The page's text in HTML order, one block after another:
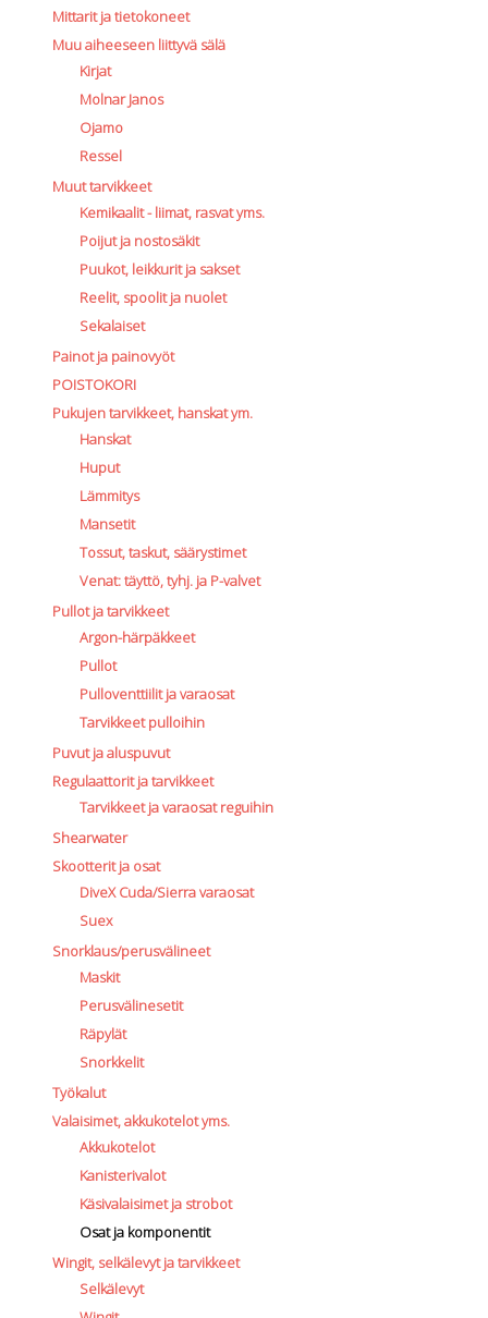
Mittarit ja tietokoneet
Muu aiheeseen liittyvä sälä
Kirjat
Molnar Janos
Ojamo
Ressel
Muut tarvikkeet
Kemikaalit - liimat, rasvat yms.
Poijut ja nostosäkit
Puukot, leikkurit ja sakset
Reelit, spoolit ja nuolet
Sekalaiset
Painot ja painovyöt
POISTOKORI
Pukujen tarvikkeet, hanskat ym.
Hanskat
Huput
Lämmitys
Mansetit
Tossut, taskut, säärystimet
Venat: täyttö, tyhj. ja P-valvet
Pullot ja tarvikkeet
Argon-härpäkkeet
Pullot
Pulloventtiilit ja varaosat
Tarvikkeet pulloihin
Puvut ja aluspuvut
Regulaattorit ja tarvikkeet
Tarvikkeet ja varaosat reguihin
Shearwater
Skootterit ja osat
DiveX Cuda/Sierra varaosat
Suex
Snorklaus/perusvälineet
Maskit
Perusvälinesetit
Räpylät
Snorkkelit
Työkalut
Valaisimet, akkukotelot yms.
Akkukotelot
Kanisterivalot
Käsivalaisimet ja strobot
Osat ja komponentit
Wingit, selkälevyt ja tarvikkeet
Selkälevyt